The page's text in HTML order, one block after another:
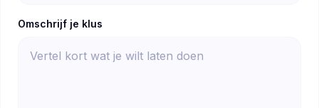
Omschrijf je klus